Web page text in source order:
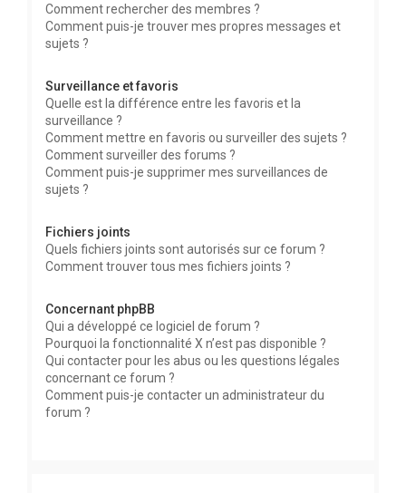
Comment rechercher des membres ?
Comment puis-je trouver mes propres messages et
sujets ?
Surveillance et favoris
Quelle est la différence entre les favoris et la
surveillance ?
Comment mettre en favoris ou surveiller des sujets ?
Comment surveiller des forums ?
Comment puis-je supprimer mes surveillances de
sujets ?
Fichiers joints
Quels fichiers joints sont autorisés sur ce forum ?
Comment trouver tous mes fichiers joints ?
Concernant phpBB
Qui a développé ce logiciel de forum ?
Pourquoi la fonctionnalité X n’est pas disponible ?
Qui contacter pour les abus ou les questions légales
concernant ce forum ?
Comment puis-je contacter un administrateur du
forum ?